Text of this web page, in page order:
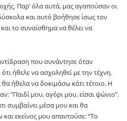
Παρ’ όλα αυτά, μας αγαπούσαν οι
και αυτό βοήθησε ίσως τον
το συναίσθημα να θέλει να
που συνάντησε όταν
ήθελε να ασχοληθεί με την τέχνη.
θα ήθελα να δοκιμάσω κάτι τέτοιο. Η
“Παιδί μου, αγόρι μου, είσαι ψώνιο”.
συμβαίνει μέσα μου και θα
εκείνος μου απαντούσε: “Το